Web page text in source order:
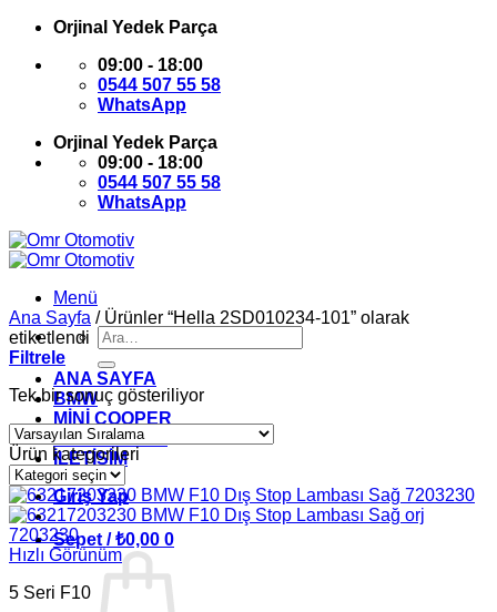
İçeriğeOrjinal Yedek Parça
09:00 - 18:00
0544 507 55 58
WhatsApp
Orjinal Yedek Parça
09:00 - 18:00
0544 507 55 58
WhatsApp
Menü
Ara:
ANA SAYFA
BMW
MİNİ COOPER
HAKKIMIZDA
İLETİŞİM
Giriş Yap
Sepet /₺0,00 0
Ana Sayfa /Ürünler “Hella 2SD010234-101” olarak
etiketlendi
Filtrele
Tek bir sonuç gösteriliyor
Ürün kategorileri
Hızlı Görünüm
5 Seri F10